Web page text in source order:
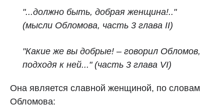
"...должно быть, добрая женщина!.."
(мысли Обломова, часть 3 глава II)
"Какие же вы добрые! – говорил Обломов,
подходя к ней..." (часть 3 глава VI)
Она является славной женщиной, по словам
Обломова: